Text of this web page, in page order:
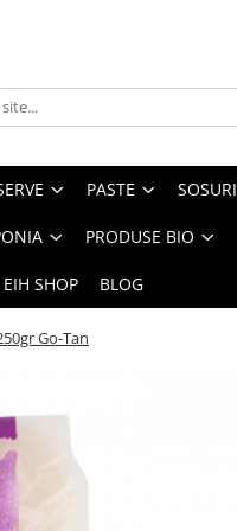
PASTE SOSURI
PRODUSE BIO
SHOP BLOG
Go-Tan